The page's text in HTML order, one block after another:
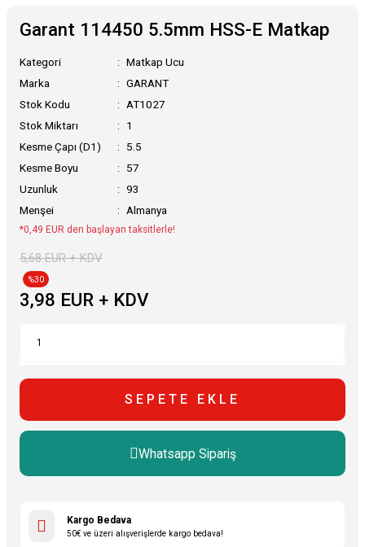
Garant 114450 5.5mm HSS-E Matkap
Kategori
Matkap Ucu
Marka
GARANT
Stok Kodu
AT1027
Stok Miktarı
1
Kesme Çapı (D1)
5.5
Kesme Boyu
57
Uzunluk
93
Menşei
Almanya
*0,49 EUR den başlayan taksitlerle!
5,68 EUR + KDV
%30
3,98 EUR + KDV
SEPETE EKLE
Whatsapp Sipariş
Kargo Bedava
50€ ve üzeri alışverişlerde kargo bedava!